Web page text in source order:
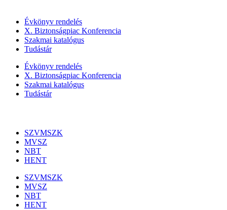
Évkönyv rendelés
X. Biztonságpiac Konferencia
Szakmai katalógus
Tudástár
Évkönyv rendelés
X. Biztonságpiac Konferencia
Szakmai katalógus
Tudástár
SZVMSZK
MVSZ
NBT
HENT
SZVMSZK
MVSZ
NBT
HENT